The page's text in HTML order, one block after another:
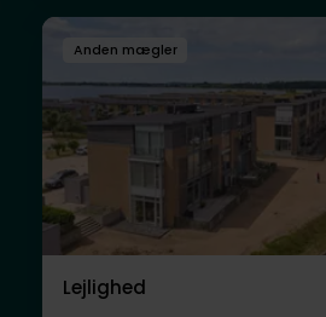
Anden mægler
Lejlighed